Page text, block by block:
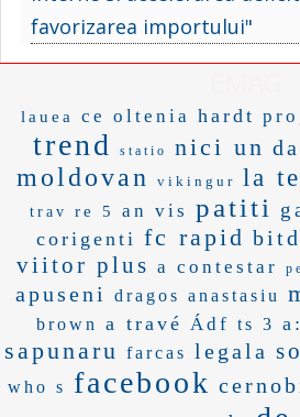
favorizarea importului"
lauea ce oltenia hardt
trend statio nici un
moldovan
vikingur la
trav
re 5 an vis patiti
corigenti fc rapid
viitor plus a contestar
apuseni
dragos anastasiu
brown
a travé Ádf ts 3
sapunaru
farcas legala
who s facebook